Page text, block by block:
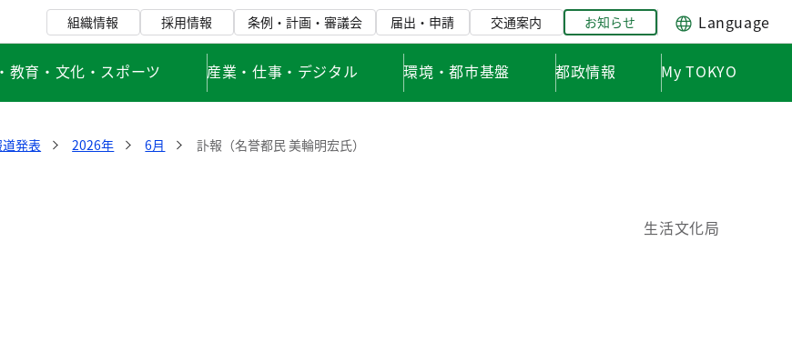
組織情報 採用情報 条例・計画・審議会 届出・申請 交通案内 お知らせ Language
教育・文化・スポーツ 産業・仕事・デジタル 環境・都市基盤 都政情報 My TOKYO
発表 2026年 6月 訃報（名誉都民 美輪明宏氏）
生活文化局